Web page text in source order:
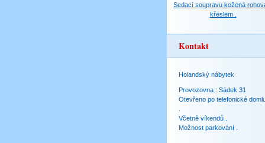
Sedací soupravu kožená
křeslem .
Kontakt
Holandský nábytek
Provozovna : Sádek 31
Otevřeno po telefonické
Včetně víkendů .
Možnost parkování .